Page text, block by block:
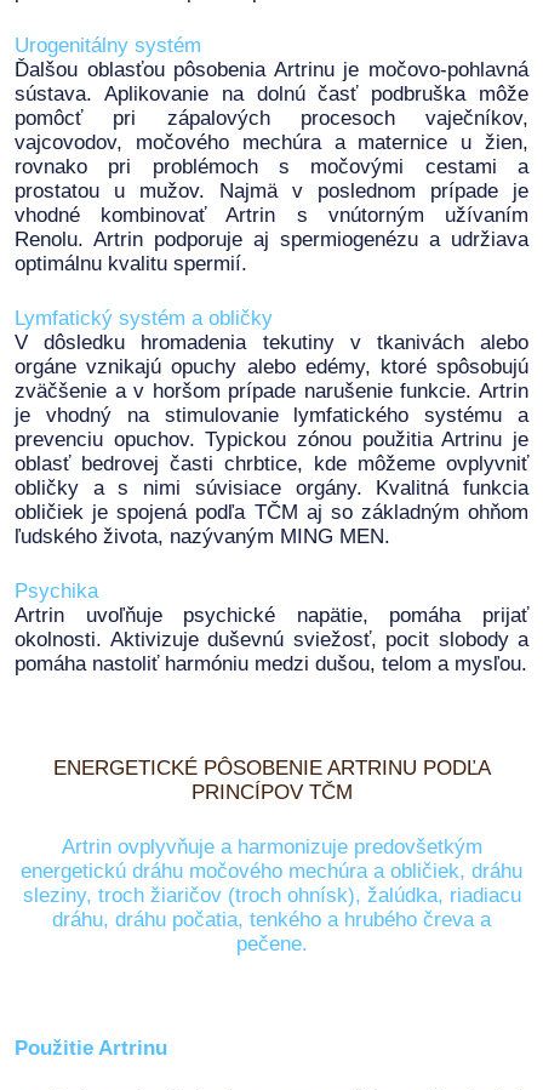
Urogenitálny systém
Ďalšou oblasťou pôsobenia Artrinu je močovo-pohlavná
sústava. Aplikovanie na dolnú časť podbruška môže
pomôcť pri zápalových procesoch vaječníkov,
vajcovodov, močového mechúra a maternice u žien,
rovnako pri problémoch s močovými cestami a
prostatou u mužov. Najmä v poslednom prípade je
vhodné kombinovať Artrin s vnútorným užívaním
Renolu. Artrin podporuje aj spermiogenézu a udržiava
optimálnu kvalitu spermií.
Lymfatický systém a obličky
V dôsledku hromadenia tekutiny v tkanivách alebo
orgáne vznikajú opuchy alebo edémy, ktoré spôsobujú
zväčšenie a v horšom prípade narušenie funkcie. Artrin
je vhodný na stimulovanie lymfatického systému a
prevenciu opuchov. Typickou zónou použitia Artrinu je
oblasť bedrovej časti chrbtice, kde môžeme ovplyvniť
obličky a s nimi súvisiace orgány. Kvalitná funkcia
obličiek je spojená podľa TČM aj so základným ohňom
ľudského života, nazývaným MING MEN.
Psychika
Artrin uvoľňuje psychické napätie, pomáha prijať
okolnosti. Aktivizuje duševnú sviežosť, pocit slobody a
pomáha nastoliť harmóniu medzi dušou, telom a mysľou.
ENERGETICKÉ PÔSOBENIE ARTRINU PODĽA
PRINCÍPOV TČM
Artrin ovplyvňuje a harmonizuje predovšetkým
energetickú dráhu močového mechúra a obličiek, dráhu
sleziny, troch žiaričov (troch ohnísk), žalúdka, riadiacu
dráhu, dráhu počatia, tenkého a hrubého čreva a
pečene.
Použitie Artrinu